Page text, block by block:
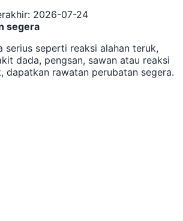
2026-07-24
segera
serius seperti reaksi alahan teruk,
dada, pengsan, sawan atau reaksi
dapatkan rawatan perubatan segera.